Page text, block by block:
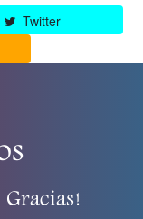
Twitter
Gracias!